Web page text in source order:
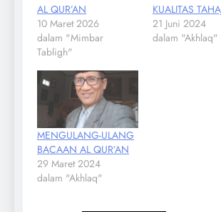
AL QUR’AN
10 Maret 2026
dalam "Mimbar
Tabligh"
KUALITAS
21 Juni 2024
dalam "Akhlaq"
MENGULANG-ULANG
BACAAN AL QUR’AN
29 Maret 2024
dalam "Akhlaq"